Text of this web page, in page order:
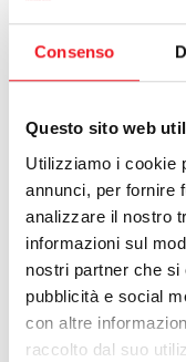
Consenso
Questo sito web
Utilizziamo i cookie
annunci, per fornire
analizzare il nostro
informazioni sul
nostri partner che si
pubblicità e social
con altre
raccolto dal suo
fisso per i migliori
importanti del tennis
adAndrè Rizzoli, che
Con 175 iscritti
poi viene anche la
festeggiare.
La rincorsa per il
partita aperta e dura
espresso è stata
Semifinale indolore 6
concedere set agli
Anche nella parte